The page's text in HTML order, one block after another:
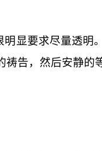
明显要求尽量透明
告，然后安静的